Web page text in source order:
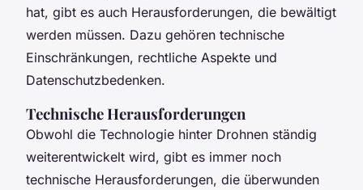
hat, gibt es auch Herausforderungen, die bewältigt
werden müssen. Dazu gehören technische
Einschränkungen, rechtliche Aspekte und
Datenschutzbedenken.
Technische Herausforderungen
Obwohl die Technologie hinter Drohnen ständig
weiterentwickelt wird, gibt es immer noch
technische Herausforderungen, die überwunden